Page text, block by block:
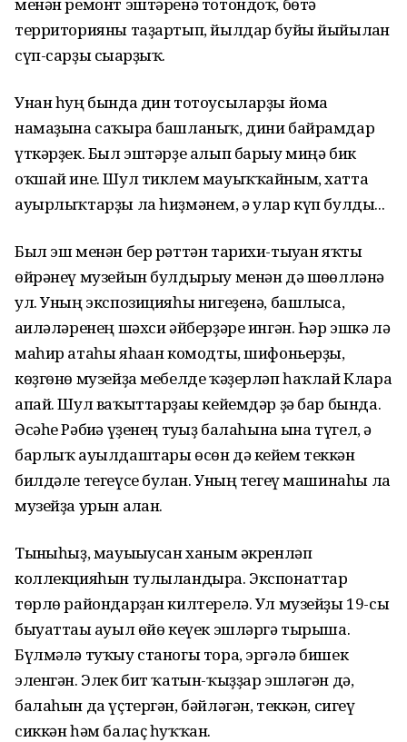
территорияны таҙартып, йылдар буйы йыйылған
сүп-сарҙы сығарҙыҡ.
Унан һуң бында дин тотоусыларҙы йома
намаҙына саҡыра башланыҡ, дини байрамдар
үткәрҙек. Был эштәрҙе алып барыу миңә бик
оҡшай ине. Шул тиклем мауыҡҡайным, хатта
ауырлыҡтарҙы ла һиҙмәнем, ә улар күп булды...
Был эш менән бер рәттән тарихи-тыуған яҡты
өйрәнеү музейын булдырыу менән дә шөғөлләнә
ул. Уның экспозицияһы нигеҙенә, башлыса,
ғаиләләренең шәхси әйберҙәре ингән. Һәр эшкә лә
маһир атаһы яһаған комодты, шифоньерҙы,
көҙгөнө музейҙа мебелде ҡәҙерләп һаҡлай Клара
апай. Шул ваҡыттарҙағы кейемдәр ҙә бар бында.
Әсәһе Рәбиғә үҙенең туғыҙ балаһына ғына түгел, ә
барлыҡ ауылдаштары өсөн дә кейем теккән
билдәле тегеүсе булған. Уның тегеү машинаһы ла
музейҙа урын алған.
Тынғыһыҙ, мауығыусан ханым әкренләп
коллекцияһын тулыландыра. Экспонаттар
төрлө райондарҙан килтерелә. Ул музейҙы 19-сы
быуаттағы ауыл өйө кеүек эшләргә тырыша.
Бүлмәлә туҡыу станогы тора, эргәлә бишек
эленгән. Элек бит ҡатын-ҡыҙҙар эшләгән дә,
балаһын да үҫтергән, бәйләгән, теккән, сигеү
сиккән һәм балаҫ һуҡҡан.